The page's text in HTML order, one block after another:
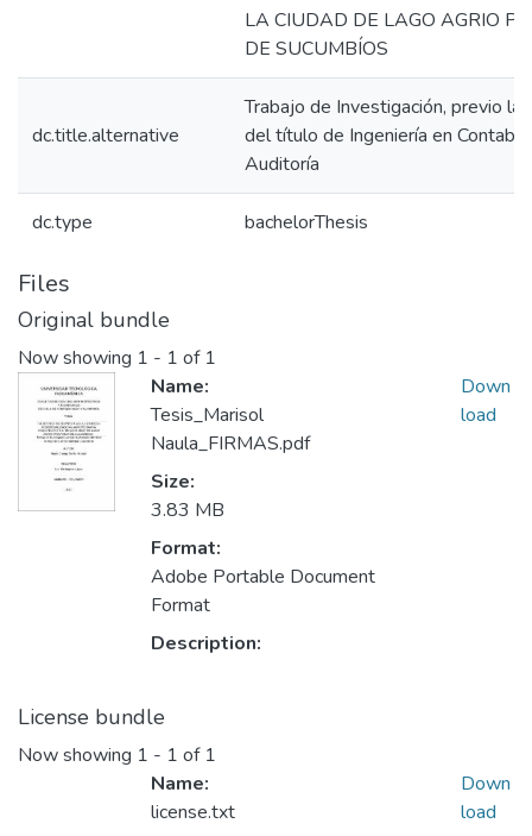
LA CIUDAD DE LAGO AGRIO
DE SUCUMBÍOS
dc.title.alternative
Trabajo de Investigación, previo la
del título de Ingeniería en
Auditoría
dc.type bachelorThesis
Files
Original bundle
Now showing 1 - 1 of 1
Name:
Tesis_Marisol
Naula_FIRMAS.pdf
Size:
3.83 MB
Format:
Adobe Portable Document
Format
Description:
Down
load
License bundle
Now showing 1 - 1 of 1
Name:
license.txt
Down
load